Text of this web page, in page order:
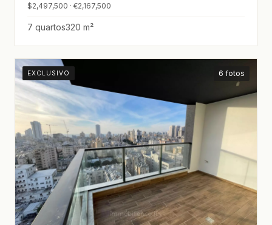
$2,497,500 · €2,167,500
7 quartos320 m²
EXCLUSIVO 6 fotos